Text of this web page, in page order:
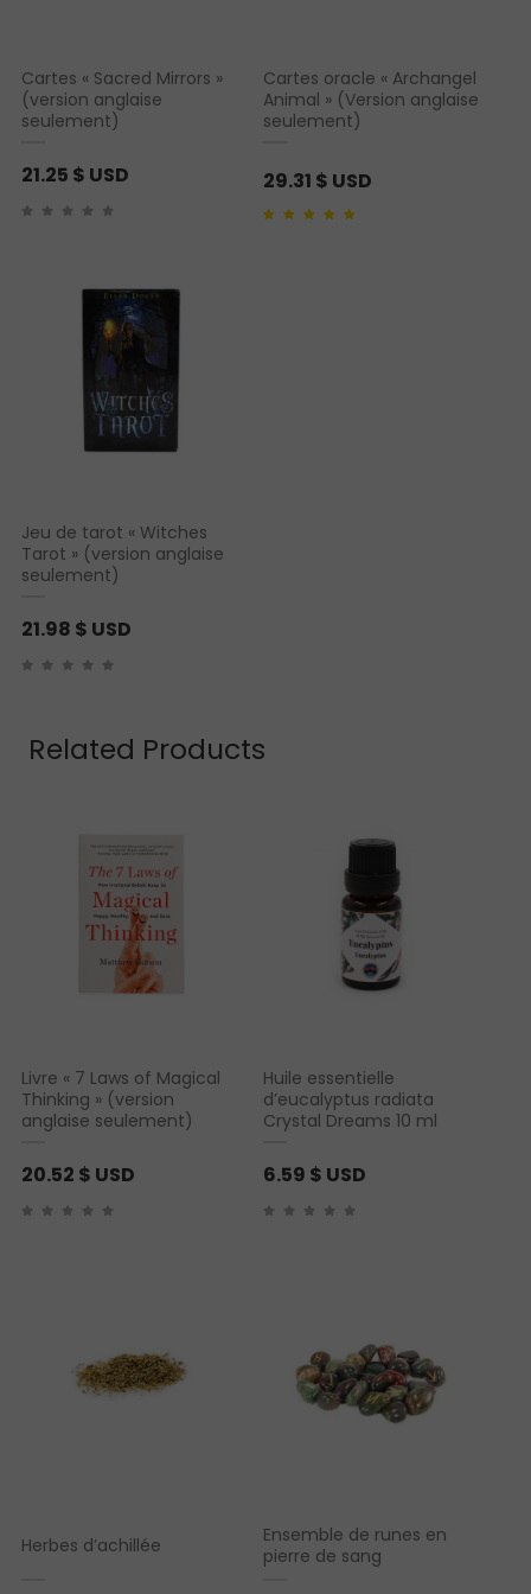
Cartes « Sacred Mirrors »
(version anglaise
seulement)
21.25 $ USD
Cartes oracle « Archangel
Animal » (Version anglaise
seulement)
29.31 $ USD
Jeu de tarot « Witches
Tarot » (version anglaise
seulement)
21.98 $ USD
Related Products
Livre « 7 Laws of Magical
Thinking » (version
anglaise seulement)
20.52 $ USD
Huile essentielle
d’eucalyptus radiata
Crystal Dreams 10 ml
6.59 $ USD
Herbes d’achillée
Ensemble de runes en
pierre de sang